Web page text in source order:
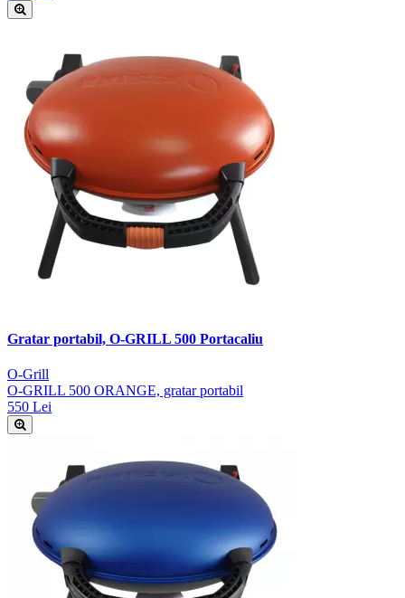
Gratar portabil, O-GRILL 500 Portacaliu
O-Grill
O-GRILL 500 ORANGE, gratar portabil
550 Lei